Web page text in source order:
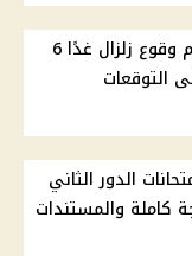
البحوث الفلكية تحسم مزاعم وقوع زلزال غدًا 6
التوقعات
الدور الثاني
كاملة والمستندات